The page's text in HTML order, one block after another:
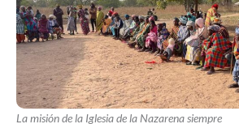
La misión de la Iglesia de la Nazarena siempre